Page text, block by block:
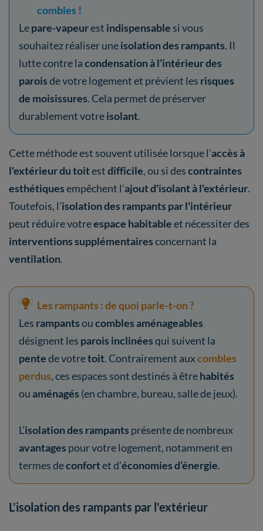
combles !
Lepare-vapeurest indispensable si vous
souhaitez réaliser uneisolation des rampants. Il
lutte contre lacondensation à l’intérieur des
paroisde votre logement et prévient les risques
de moisissures. Cela permet de préserver
durablement votreisolant.
Cette méthode est souvent utilisée lorsque l'accès à
l'extérieur du toitestdifficile,ou si descontraintes
esthétiquesempêchent l'ajout d'isolant à l'extérieur.
Toutefois, l’isolation des rampants par l'intérieur
peut réduire votreespace habitableet nécessiter des
interventions supplémentairesconcernant la
ventilation.
Les rampants : de quoi parle-t-on ?
Les rampantsoucombles aménageables
désignent les parois inclinéesqui suivent la
pentede votretoit. Contrairement auxcombles
perdus, ces espaces sont destinés à êtrehabités
ouaménagés (en chambre, bureau, salle de jeux).
L’isolation des rampants présente de nombreux
avantages pour votre logement, notamment en
termes deconfortet d'économies d’énergie.
L’isolation des rampants par l'extérieur